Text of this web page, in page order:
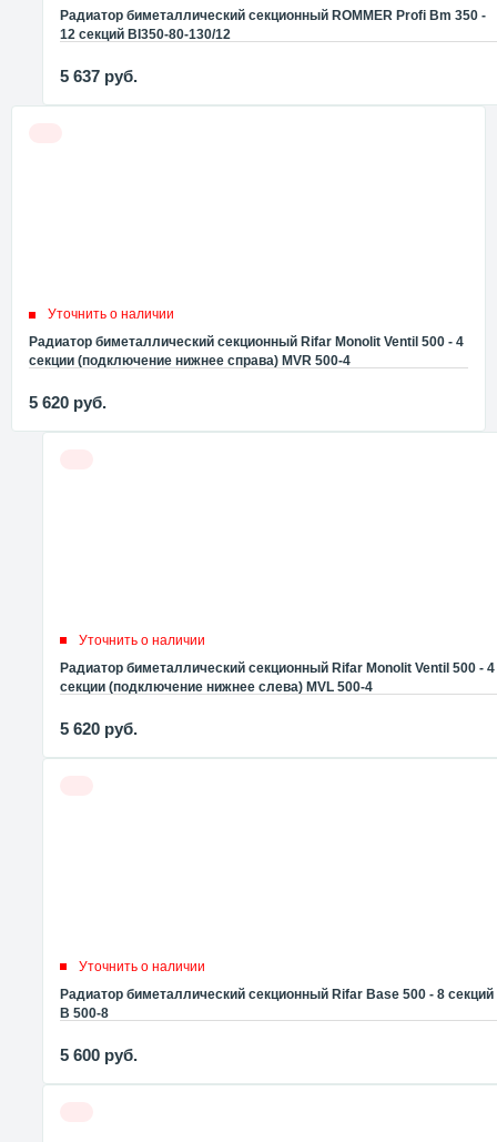
Радиатор биметаллический секционный ROMMER Profi Bm 350 -
12 секций BI350-80-130/12
5 637 руб.
Уточнить о наличии
Радиатор биметаллический секционный Rifar Monolit Ventil 500 - 4
секции (подключение нижнее справа) MVR 500-4
5 620 руб.
Уточнить о наличии
Радиатор биметаллический секционный Rifar Monolit Ventil 500 - 4
секции (подключение нижнее слева) MVL 500-4
5 620 руб.
Уточнить о наличии
Радиатор биметаллический секционный Rifar Base 500 - 8 секций
B 500-8
5 600 руб.